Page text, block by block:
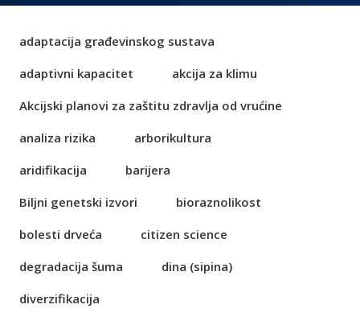
adaptacija građevinskog sustava
adaptivni kapacitet
akcija za klimu
Akcijski planovi za zaštitu zdravlja od vrućine
analiza rizika
arborikultura
aridifikacija
barijera
Biljni genetski izvori
bioraznolikost
bolesti drveća
citizen science
degradacija šuma
dina (sipina)
diverzifikacija